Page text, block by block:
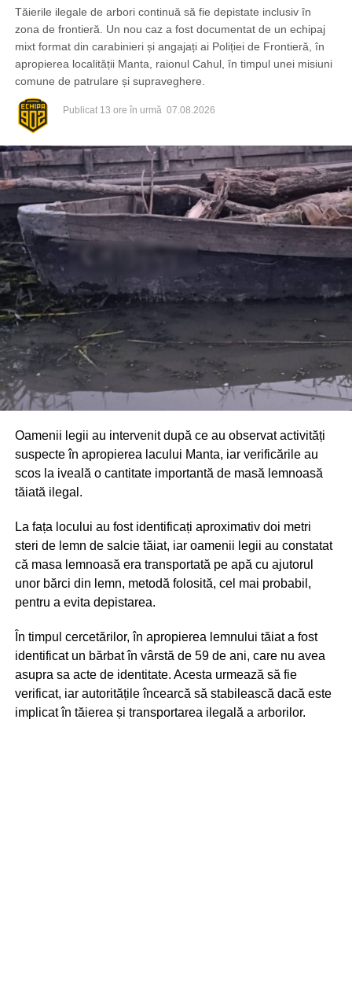
Din fericire, nimeni nu a avut de suferit, iar reprezentanții
comunității au mulțumit atât pompierilor din Drochia, cât și
localnicilor care au intervenit prompt și au contribuit la
limitarea pagubelor.
Tăierile ilegale de arbori continuă să fie depistate inclusiv în
zona de frontieră. Un nou caz a fost documentat de un echipaj
mixt format din carabinieri și angajați ai Poliției de Frontieră, în
apropierea localității Manta, raionul Cahul, în timpul unei misiuni
comune de patrulare și supraveghere.
Publicat 13 ore în urmă 07.08.2026
Oamenii legii au intervenit după ce au observat activități
suspecte în apropierea lacului Manta, iar verificările au
scos la iveală o cantitate importantă de masă lemnoasă
tăiată ilegal.
La fața locului au fost identificați aproximativ doi metri
steri de lemn de salcie tăiat, iar oamenii legii au constatat
că masa lemnoasă era transportată pe apă cu ajutorul
unor bărci din lemn, metodă folosită, cel mai probabil,
pentru a evita depistarea.
În timpul cercetărilor, în apropierea lemnului tăiat a fost
identificat un bărbat în vârstă de 59 de ani, care nu avea
asupra sa acte de identitate. Acesta urmează să fie
verificat, iar autoritățile încearcă să stabilească dacă este
implicat în tăierea și transportarea ilegală a arborilor.